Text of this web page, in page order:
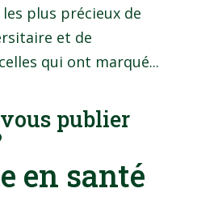
plus précieux de
et de
qui ont marqué...
publier
en santé